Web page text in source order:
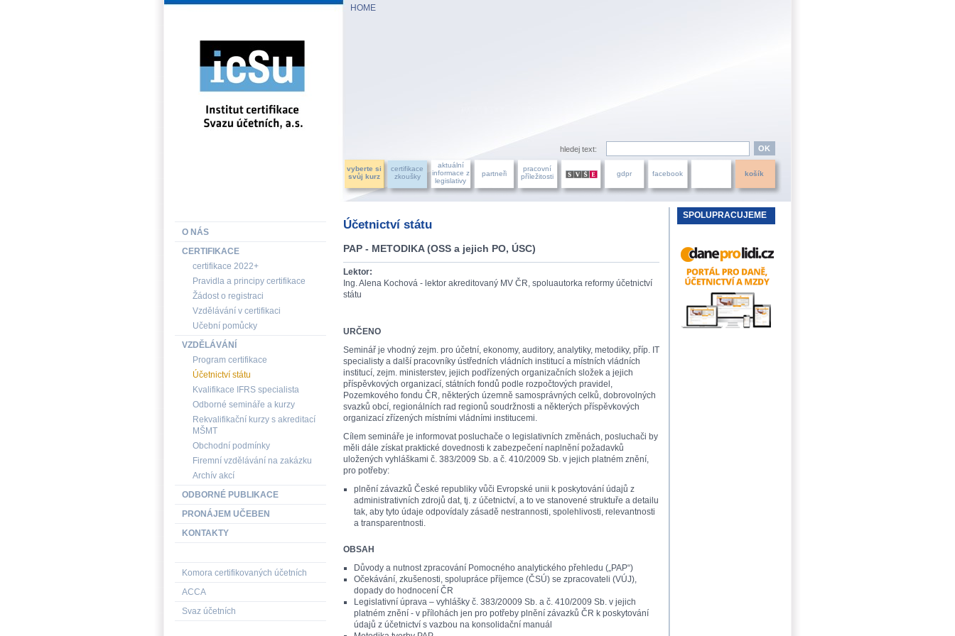
HOME
hledej text:
vyberte si
svůj kurz
certifikace
zkoušky
aktuální
informace z
legislativy
partneři
pracovní
příležitosti
gdpr facebook košík
Účetnictví státu
PAP - METODIKA (OSS a jejich PO, ÚSC)
Lektor:
Ing. Alena Kochová - lektor akreditovaný MV ČR, spoluautorka reformy účetnictví
státu
URČENO
Seminář je vhodný zejm. pro účetní, ekonomy, auditory, analytiky, metodiky, příp. IT
specialisty a další pracovníky ústředních vládních institucí a místních vládních
institucí, zejm. ministerstev, jejich podřízených organizačních složek a jejich
příspěvkových organizací, státních fondů podle rozpočtových pravidel,
Pozemkového fondu ČR, některých územně samosprávných celků, dobrovolných
svazků obcí, regionálních rad regionů soudržnosti a některých příspěvkových
organizací zřízených místními vládními institucemi.
Cílem semináře je informovat posluchače o legislativních změnách, posluchači by
měli dále získat praktické dovednosti k zabezpečení naplnění požadavků
uložených vyhláškami č. 383/2009 Sb. a č. 410/2009 Sb. v jejich platném znění,
pro potřeby:
plnění závazků České republiky vůči Evropské unii k poskytování údajů z
administrativních zdrojů dat, tj. z účetnictví, a to ve stanovené struktuře a detailu
tak, aby tyto údaje odpovídaly zásadě nestrannosti, spolehlivosti, relevantnosti
a transparentnosti.
OBSAH
Důvody a nutnost zpracování Pomocného analytického přehledu („PAP“)
Očekávání, zkušenosti, spolupráce příjemce (ČSÚ) se zpracovateli (VÚJ),
dopady do hodnocení ČR
Legislativní úprava – vyhlášky č. 383/20009 Sb. a č. 410/2009 Sb. v jejich
platném znění - v přílohách jen pro potřeby plnění závazků ČR k poskytování
údajů z účetnictví s vazbou na konsolidační manuál
O NÁS
CERTIFIKACE
certifikace 2022+
Pravidla a principy certifikace
Žádost o registraci
Vzdělávání v certifikaci
Učební pomůcky
VZDĚLÁVÁNÍ
Program certifikace
Účetnictví státu
Kvalifikace IFRS specialista
Odborné semináře a kurzy
Rekvalifikační kurzy s akreditací
MŠMT
Obchodní podmínky
Firemní vzdělávání na zakázku
Archív akcí
ODBORNÉ PUBLIKACE
PRONÁJEM UČEBEN
KONTAKTY
Komora certifikovaných účetních
ACCA
Svaz účetních
SPOLUPRACUJEME